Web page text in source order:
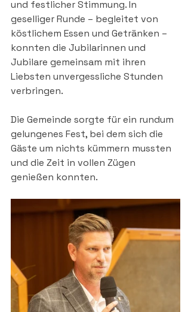
und festlicher Stimmung. In
geselliger Runde – begleitet von
köstlichem Essen und Getränken –
konnten die Jubilarinnen und
Jubilare gemeinsam mit ihren
Liebsten unvergessliche Stunden
verbringen.
Die Gemeinde sorgte für ein rundum
gelungenes Fest, bei dem sich die
Gäste um nichts kümmern mussten
und die Zeit in vollen Zügen
genießen konnten.